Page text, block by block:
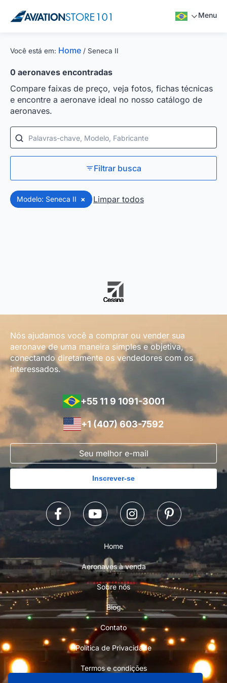
Menu
Você está em: Home / Seneca II
0 aeronaves encontradas
Compare faixas de preço, veja fotos, fichas técnicas
e encontre a aeronave ideal no nosso catálogo de
aeronaves.
Palavras-chave, Modelo, Fabricante
Filtrar busca
Modelo: Seneca II × Limpar todos
Nós ajudamos você a comprar ou vender sua
aeronave de uma maneira simples e objetiva,
conectando diretamente os vendedores com os
interessados.
+55 11 9 1091-3001
+1 (407) 603-7592
Inscrever-se
Home
Aeronaves à venda
Sobre nós
Blog
Contato
Política de Privacidade
Termos e condições